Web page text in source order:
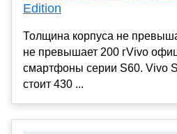
Edition
Толщина корпуса не
не превышает 200 гVivo
смартфоны серии S60. Vivo
стоит 430 ...